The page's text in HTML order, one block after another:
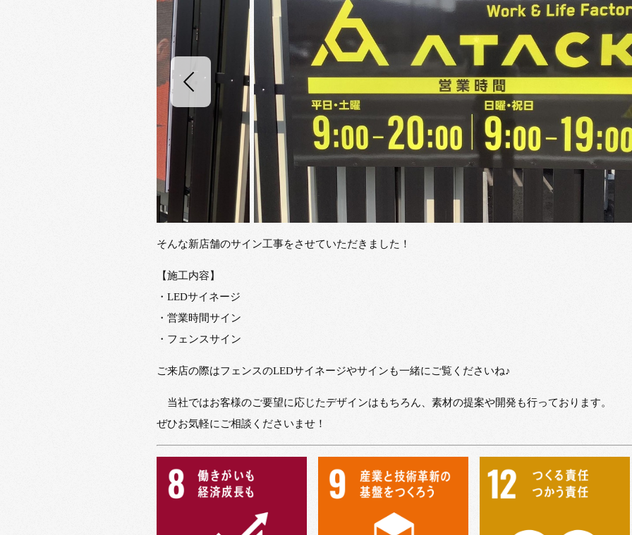
そんな新店舗のサイン工事をさせていただきました！
【施工内容】
・LEDサイネージ
・営業時間サイン
・フェンスサイン
ご来店の際はフェンスのLEDサイネージやサインも一緒にご覧くださいね♪
当社ではお客様のご要望に応じたデザインはもちろん、素材の提案や開発も行っております。
ぜひお気軽にご相談くださいませ！